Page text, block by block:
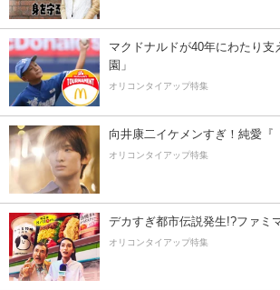
マクドナルドが40年にわたり支
園」
オリコンタイアップ特集
向井康二イケメンすぎ！純愛『
オリコンタイアップ特集
デカすぎ都市伝説発生!?ファミ
オリコンタイアップ特集